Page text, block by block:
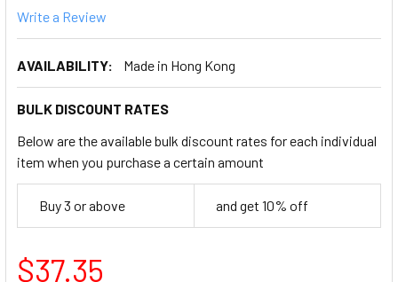
Write a Review
AVAILABILITY: Made in Hong Kong
BULK DISCOUNT RATES
Below are the available bulk discount rates for each individual
item when you purchase a certain amount
Buy 3 or above and get 10% off
$37.35